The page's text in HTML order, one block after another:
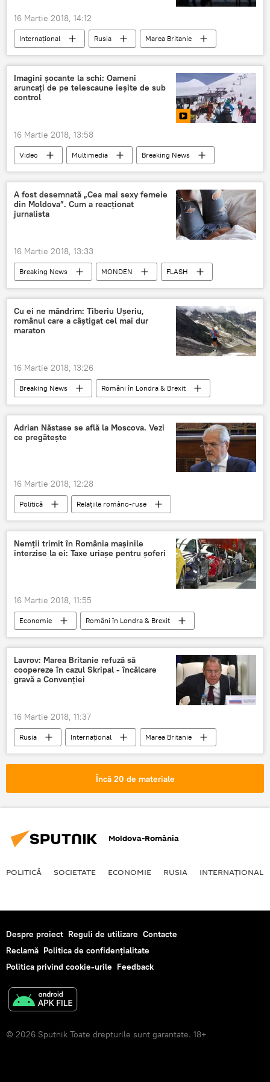
familie
16 Martie 2018, 14:12
Internaţional Rusia
Marea Britanie
Uniunea Europeană
Bruxelles
Londra
Theresa May
Vladimir Cijov
Serghei Skripal
summit
novicioc
Criza în relațiile dintre Marea Britanie și Rusia. Cazul Skripal
Imagini șocante la schi: Oameni
aruncați de pe telescaune ieșite de sub
control
16 Martie 2018, 13:58
Video Multimedia
Breaking News
Internaţional
FLASH
Societate
Georgia
Telecabină
Ski
turiști
Accident
A fost desemnată „Cea mai sexy femeie
din Moldova”. Cum a reacționat
jurnalista
16 Martie 2018, 13:33
Breaking News MONDEN
FLASH
Moldova
Moldova
Sanda Țurcan
Top cele mai sexy femei din Moldova
Cu ei ne mândrim: Tiberiu Uşeriu,
românul care a câştigat cel mai dur
maraton
16 Martie 2018, 13:26
Breaking News
Români în Londra & Brexit
FLASH
Societate
DIASPORĂ
PSD Romania
Maraton
Klaus Iohannis
Adrian Năstase se află la Moscova. Vezi
ce pregătește
16 Martie 2018, 12:28
Politică
Relațiile româno-ruse
Internaţional
FLASH
Rusia
PSD Romania
București
Moscova
Adrian Năstase
Dialog
Nemții trimit în România mașinile
interzise la ei: Taxe uriașe pentru șoferi
16 Martie 2018, 11:55
Economie
Români în Londra & Brexit
FLASH
Societate
DIASPORĂ
Germania
Șoferi
Lavrov: Marea Britanie refuză să
coopereze în cazul Skripal - încălcare
gravă a Convenției
16 Martie 2018, 11:37
Rusia Internaţional
Marea Britanie
Moscova
Serghei Skripal
Organizația pentru interzicerea armelor chimice
OPCW
GRU
novicioc
Criza în relațiile dintre Marea Britanie și Rusia. Cazul Skripal
Încă 20 de materiale
Moldova-România
POLITICĂ SOCIETATE ECONOMIE RUSIA INTERNAŢIONAL
Despre proiect Reguli de utilizare Contacte
Reclamă Politica de confidențialitate
Politica privind cookie-urile Feedback
© 2026 Sputnik Toate drepturile sunt garantate. 18+